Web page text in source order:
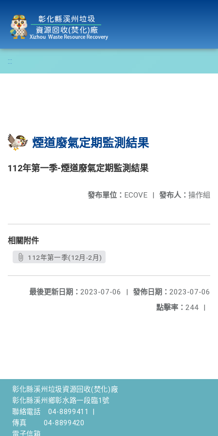
:::
煙道廢氣定期監測結果
112年第一季-煙道廢氣定期監測結果
發布人： 操作組
發布單位： ECOVE |
相關附件
112年第一季(12月-2月)
發佈日期： 2023-07-06
最後更新日期： 2023-07-06
|
點擊率： 244 |
彰化縣溪州垃圾資源回收(焚化)廠
彰化縣溪州鄉彰水路一段臨1號
聯絡電話
04-8899411
傳真
04-8899420
電子信箱